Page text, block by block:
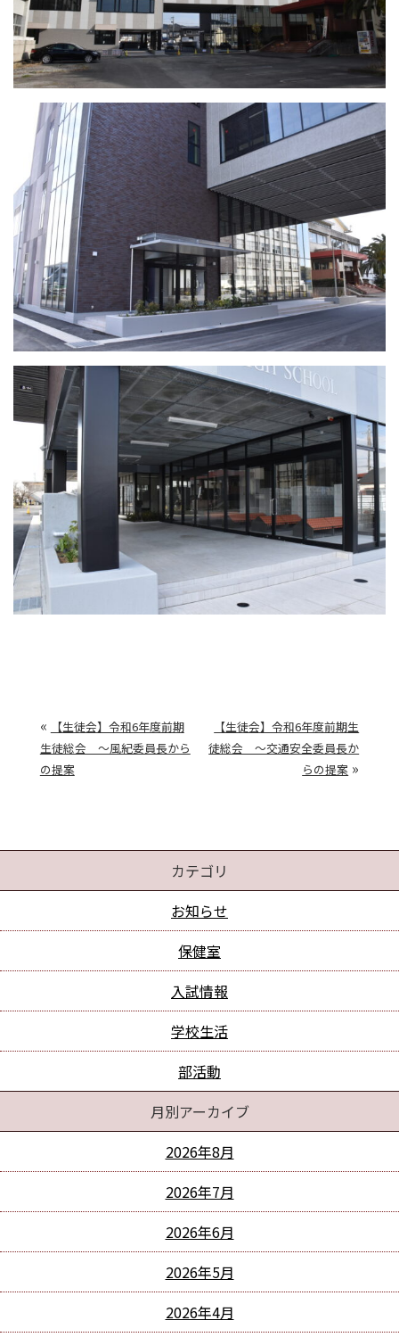
«
【生徒会】令和6年度前期
生徒総会 ～風紀委員長から
の提案
【生徒会】令和6年度前期生
徒総会 ～交通安全委員長か
らの提案 »
カテゴリ
お知らせ
保健室
入試情報
学校生活
部活動
月別アーカイブ
2026年8月
2026年7月
2026年6月
2026年5月
2026年4月